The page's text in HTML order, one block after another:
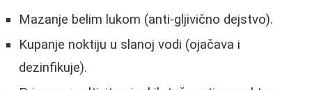
Mazanje belim lukom (anti-gljivično dejstvo).
Kupanje noktiju u slanoj vodi (ojačava i
dezinfikuje).